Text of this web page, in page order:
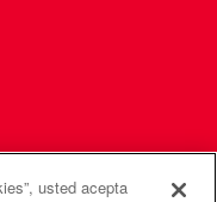
usted acepta